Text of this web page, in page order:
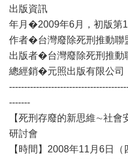
出版資訊
年月�2009年6月，初版第1
作者�台灣廢除死刑推動聯
出版者�台灣廢除死刑推動
總經銷�元照出版有限公司
-------
【死刑存廢的新思維∼社會
研討會
【時間】2008年11月6日